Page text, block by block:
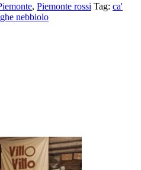
, Piemonte rossi Tag: ca'
nebbiolo